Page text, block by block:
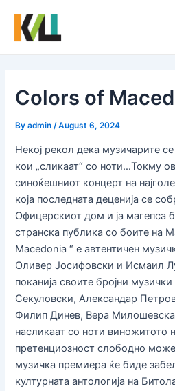
content
Colors of
Byadmin /August 6, 2024
Некој рекол дека музичарите
кои „сликаат“ со ноти…Токму
синоќешниот концерт на
која последната деценија се
Офицерскиот дом и ја магепса
странска публика со боите на
Macedonia “ е автентичен
Оливер Јосифовски и Исмаил
поканија своите бројни
Секуловски, Александар
Филип Динев, Вера Милошевска
насликаат со ноти виножитото
претенциозност слободно
музичка премиера ќе биде
културната антологија на
navigation